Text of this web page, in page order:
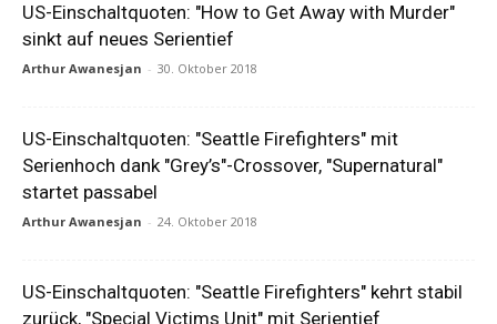
US-Einschaltquoten: "How to Get Away with Murder"
sinkt auf neues Serientief
Arthur Awanesjan - 30. Oktober 2018
US-Einschaltquoten: "Seattle Firefighters" mit
Serienhoch dank "Grey’s"-Crossover, "Supernatural"
startet passabel
Arthur Awanesjan - 24. Oktober 2018
US-Einschaltquoten: "Seattle Firefighters" kehrt stabil
zurück, "Special Victims Unit" mit Serientief